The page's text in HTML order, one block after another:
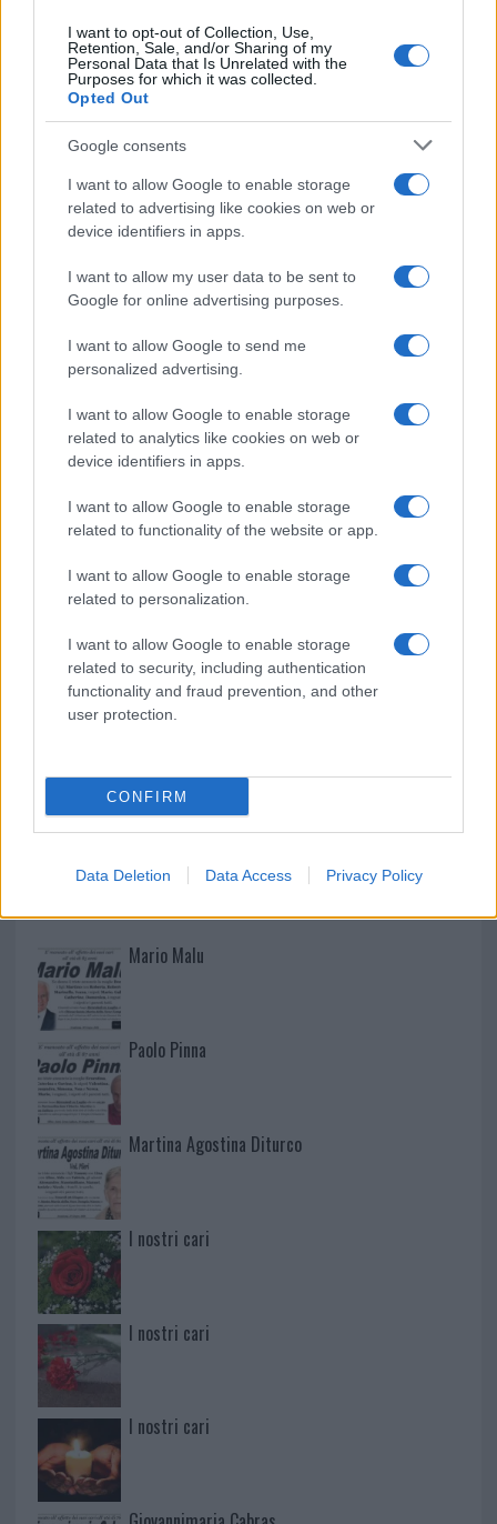
I want to opt-out of Collection, Use,
Retention, Sale, and/or Sharing of my
Personal Data that Is Unrelated with the
Purposes for which it was collected.
Opted Out
Google consents
I want to allow Google to enable storage
related to advertising like cookies on web or
device identifiers in apps.
I want to allow my user data to be sent to
Google for online advertising purposes.
I want to allow Google to send me
personalized advertising.
I want to allow Google to enable storage
related to analytics like cookies on web or
device identifiers in apps.
I want to allow Google to enable storage
related to functionality of the website or app.
I want to allow Google to enable storage
related to personalization.
I want to allow Google to enable storage
related to security, including authentication
functionality and fraud prevention, and other
user protection.
CONFIRM
Data Deletion Data Access Privacy Policy
2026
Le ultime offerte di lavoro a Olbia e in Gallura
Cumuli di rifiuti a Santa Teresa Gallura, la
segnalazione dei residenti
Incendi in Gallura, devastati un chiosco e due
Cannigione celebra la cultura gallurese con il
“Poker letterario”
Teresa Gallura
Controlli rafforzati in Costa Smeralda, 20
arresti e 135 denunce
NECROLOGIE
Mario Malu
Paolo Pinna
Martina Agostina Diturco
I nostri cari
I nostri cari
I nostri cari